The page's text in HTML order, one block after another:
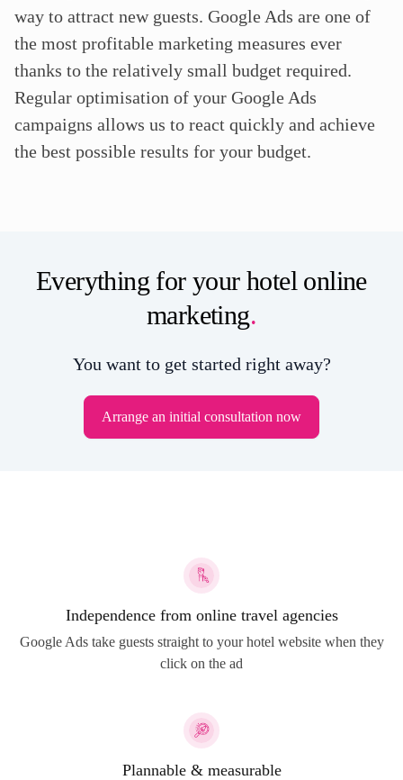
way to attract new guests. Google Ads are one of
the most profitable marketing measures ever
thanks to the relatively small budget required.
Regular optimisation of your Google Ads
campaigns allows us to react quickly and achieve
the best possible results for your budget.
Everything for your hotel online
marketing.
You want to get started right away?
Arrange an initial consultation now
Independence from online travel agencies
Google Ads take guests straight to your hotel website when they
click on the ad
Plannable & measurable